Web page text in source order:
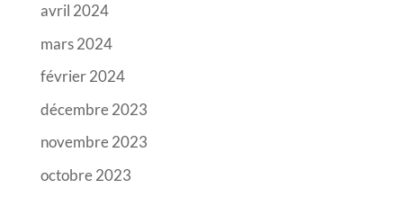
avril 2024
mars 2024
février 2024
décembre 2023
novembre 2023
octobre 2023